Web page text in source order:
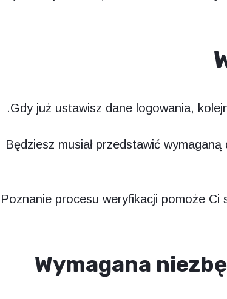
Gdy już ustawisz dane logowania,
Będziesz musiał przedstawić
Poznanie procesu weryfikacji pomoże
Wymagana